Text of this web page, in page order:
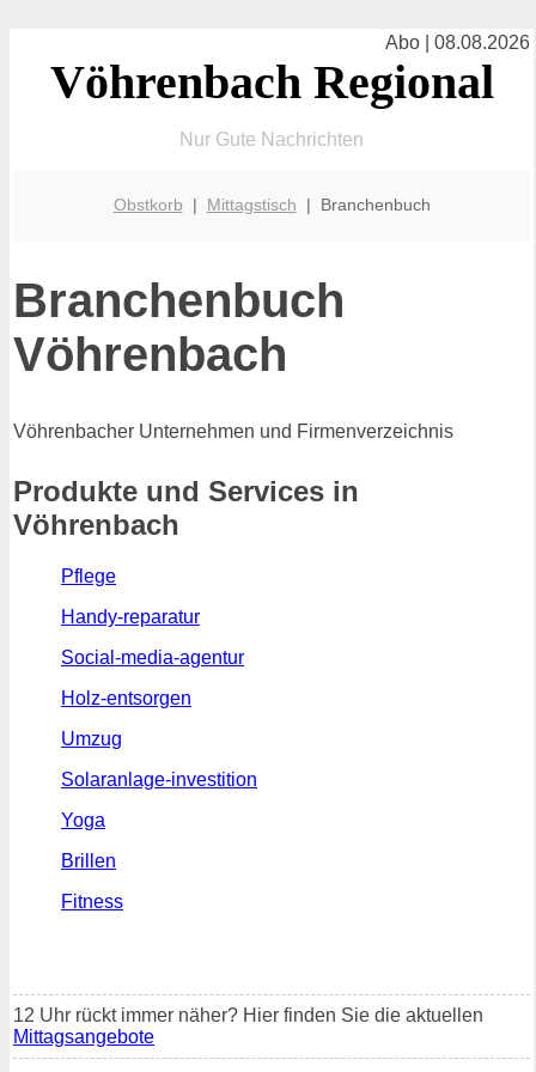
Abo | 08.08.2026
Vöhrenbach Regional
Nur Gute Nachrichten
Obstkorb | Mittagstisch | Branchenbuch
Branchenbuch
Vöhrenbach
Vöhrenbacher Unternehmen und Firmenverzeichnis
Produkte und Services in
Vöhrenbach
Pflege
Handy-reparatur
Social-media-agentur
Holz-entsorgen
Umzug
Solaranlage-investition
Yoga
Brillen
Fitness
12 Uhr rückt immer näher? Hier finden Sie die aktuellen
Mittagsangebote